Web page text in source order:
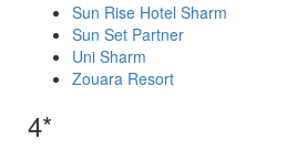
Sun Rise Hotel Sharm
Sun Set Partner
Uni Sharm
Zouara Resort
4*